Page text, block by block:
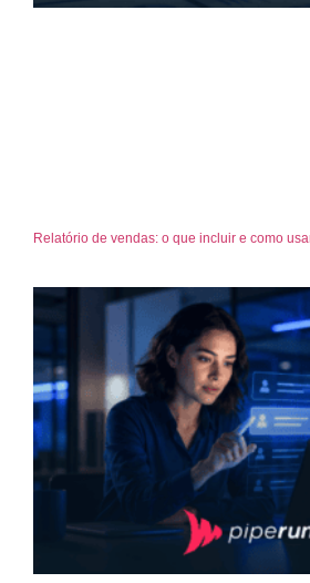
Relatório de vendas: o que incluir e como